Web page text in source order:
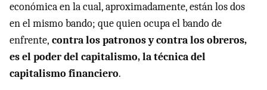
económica en la cual, aproximadamente, están los dos
en el mismo bando; que quien ocupa el bando de
enfrente, contra los patronos y contra los obreros,
es el poder del capitalismo, la técnica del
capitalismo financiero.